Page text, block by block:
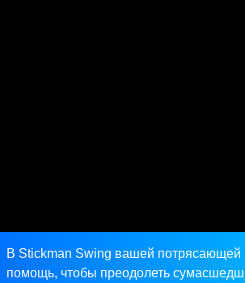
В Stickman Swing вашей потрясающей
помощь, чтобы преодолеть